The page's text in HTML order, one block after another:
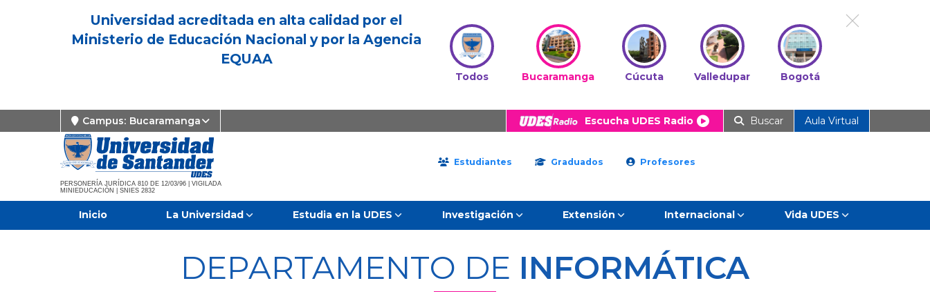
Universidad acreditada en alta calidad por el
Ministerio de Educación Nacional y por la Agencia
EQUAA
Todos Bucaramanga Cúcuta Valledupar Bogotá
Campus: Bucaramanga Escucha UDES Radio Buscar Aula Virtual
PERSONERÍA JURÍDICA 810 DE 12/03/96 | VIGILADA
MINIEDUCACIÓN | SNIES 2832
Estudiantes Graduados Profesores
Inicio La Universidad Estudia en la UDES Investigación Extensión Internacional Vida UDES
DEPARTAMENTO DE INFORMÁTICA